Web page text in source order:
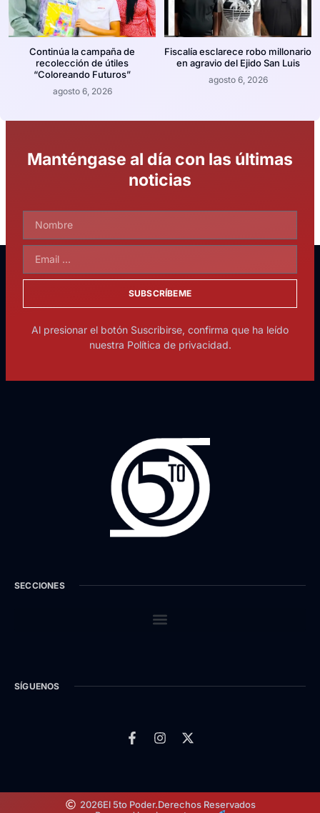
Continúa la campaña de
recolección de útiles
“Coloreando Futuros”
agosto 6, 2026
Fiscalía esclarece robo millonario
en agravio del Ejido San Luis
agosto 6, 2026
Manténgase al día con las últimas
noticias
SUBSCRÍBEME
Al presionar el botón Suscribirse, confirma que ha leído
nuestra Política de privacidad.
SECCIONES
SÍGUENOS
2026El 5to Poder.Derechos Reservados